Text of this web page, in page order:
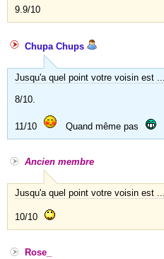
9.9/10
Chupa Chups
Jusqu'a quel point votre voisin est
8/10.
11/10 Quand même pas
Ancien membre
Jusqu'a quel point votre voisin est
10/10
Rose_